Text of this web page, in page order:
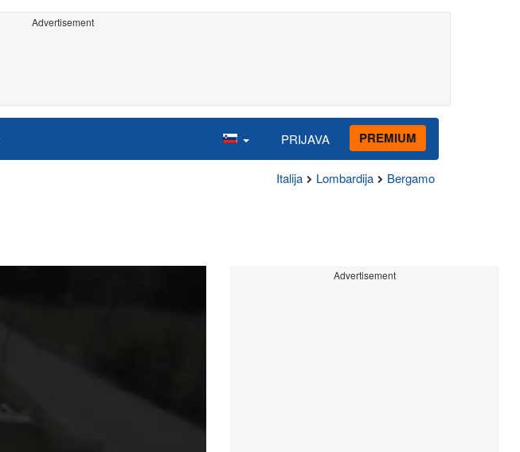
Advertisement
PRIJAVA PREMIUM
Italija Lombardija Bergamo
Advertisement